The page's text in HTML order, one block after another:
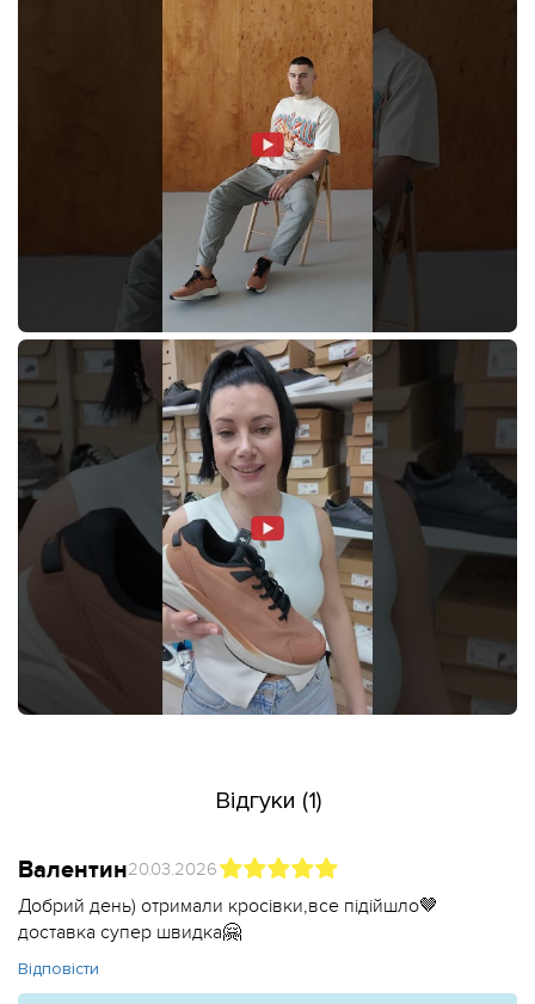
Відгуки (1)
Валентин20.03.2026
Добрий день) отримали кросівки,все підійшло🤎
доставка супер швидка🤗
Відповісти